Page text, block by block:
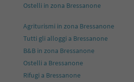
Ostelli in zona Bressanone
Agriturismi in zona Bressanone
Tutti gli alloggi a Bressanone
B&B in zona Bressanone
Ostelli a Bressanone
Rifugi a Bressanone